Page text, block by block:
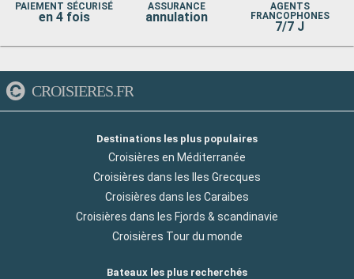
PAIEMENT SÉCURISÉ
en 4 fois
ASSURANCE
annulation
AGENTS
FRANCOPHONES
7/7 J
CROISIERES.FR
Destinations les plus populaires
Croisières en Méditerranée
Croisières dans les Iles Grecques
Croisières dans les Caraibes
Croisières dans les Fjords & scandinavie
Croisières Tour du monde
Bateaux les plus recherchés